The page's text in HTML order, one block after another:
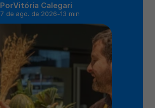
PorVitória Calegari
7 de ago. de 2026-13 min